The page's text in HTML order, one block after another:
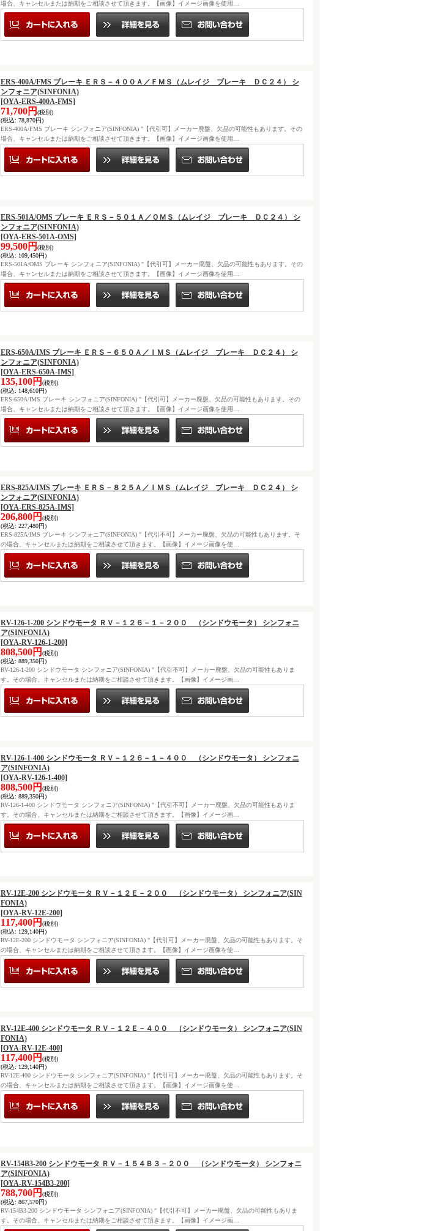
場合、キャンセルまたは納期をご相談させて頂きます。【画像】イメージ画像を使用…
ERS-400A/FMS ブレーキ ＥＲＳ－４００Ａ／ＦＭＳ（ムレイジ ブレーキ ＤＣ２４） シ
ンフォニア(SINFONIA)
[OYA-ERS-400A-FMS]
71,700円 (税別)
(税込: 78,870円)
ERS-400A/FMS ブレーキ シンフォニア(SINFONIA) "【代引可】メーカー廃盤、欠品の可能性もあります。その
場合、キャンセルまたは納期をご相談させて頂きます。【画像】イメージ画像を使用…
ERS-501A/OMS ブレーキ ＥＲＳ－５０１Ａ／ＯＭＳ（ムレイジ ブレーキ ＤＣ２４） シ
ンフォニア(SINFONIA)
[OYA-ERS-501A-OMS]
99,500円 (税別)
(税込: 109,450円)
ERS-501A/OMS ブレーキ シンフォニア(SINFONIA) "【代引可】メーカー廃盤、欠品の可能性もあります。その
場合、キャンセルまたは納期をご相談させて頂きます。【画像】イメージ画像を使用…
ERS-650A/IMS ブレーキ ＥＲＳ－６５０Ａ／ＩＭＳ（ムレイジ ブレーキ ＤＣ２４） シ
ンフォニア(SINFONIA)
[OYA-ERS-650A-IMS]
135,100円 (税別)
(税込: 148,610円)
ERS-650A/IMS ブレーキ シンフォニア(SINFONIA) "【代引可】メーカー廃盤、欠品の可能性もあります。その
場合、キャンセルまたは納期をご相談させて頂きます。【画像】イメージ画像を使用…
ERS-825A/IMS ブレーキ ＥＲＳ－８２５Ａ／ＩＭＳ（ムレイジ ブレーキ ＤＣ２４） シ
ンフォニア(SINFONIA)
[OYA-ERS-825A-IMS]
206,800円 (税別)
(税込: 227,480円)
ERS-825A/IMS ブレーキ シンフォニア(SINFONIA) "【代引不可】メーカー廃盤、欠品の可能性もあります。そ
の場合、キャンセルまたは納期をご相談させて頂きます。【画像】イメージ画像を使…
RV-126-1-200 シンドウモータ ＲＶ－１２６－１－２００ （シンドウモータ） シンフォニ
ア(SINFONIA)
[OYA-RV-126-1-200]
808,500円 (税別)
(税込: 889,350円)
RV-126-1-200 シンドウモータ シンフォニア(SINFONIA) "【代引不可】メーカー廃盤、欠品の可能性もありま
す。その場合、キャンセルまたは納期をご相談させて頂きます。【画像】イメージ画…
RV-126-1-400 シンドウモータ ＲＶ－１２６－１－４００ （シンドウモータ） シンフォニ
ア(SINFONIA)
[OYA-RV-126-1-400]
808,500円 (税別)
(税込: 889,350円)
RV-126-1-400 シンドウモータ シンフォニア(SINFONIA) "【代引不可】メーカー廃盤、欠品の可能性もありま
す。その場合、キャンセルまたは納期をご相談させて頂きます。【画像】イメージ画…
RV-12E-200 シンドウモータ ＲＶ－１２Ｅ－２００ （シンドウモータ） シンフォニア(SIN
FONIA)
[OYA-RV-12E-200]
117,400円 (税別)
(税込: 129,140円)
RV-12E-200 シンドウモータ シンフォニア(SINFONIA) "【代引可】メーカー廃盤、欠品の可能性もあります。そ
の場合、キャンセルまたは納期をご相談させて頂きます。【画像】イメージ画像を使…
RV-12E-400 シンドウモータ ＲＶ－１２Ｅ－４００ （シンドウモータ） シンフォニア(SIN
FONIA)
[OYA-RV-12E-400]
117,400円 (税別)
(税込: 129,140円)
RV-12E-400 シンドウモータ シンフォニア(SINFONIA) "【代引可】メーカー廃盤、欠品の可能性もあります。そ
の場合、キャンセルまたは納期をご相談させて頂きます。【画像】イメージ画像を使…
RV-154B3-200 シンドウモータ ＲＶ－１５４Ｂ３－２００ （シンドウモータ） シンフォニ
ア(SINFONIA)
[OYA-RV-154B3-200]
788,700円 (税別)
(税込: 867,570円)
RV-154B3-200 シンドウモータ シンフォニア(SINFONIA) "【代引不可】メーカー廃盤、欠品の可能性もありま
す。その場合、キャンセルまたは納期をご相談させて頂きます。【画像】イメージ画…